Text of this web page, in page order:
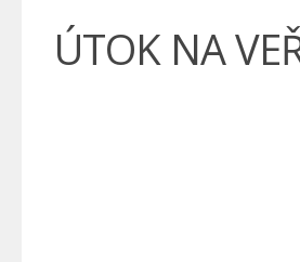
ÚTOK NA